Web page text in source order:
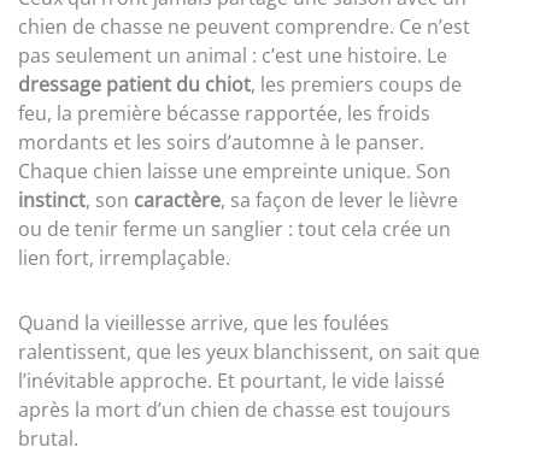
chien de chasse ne peuvent comprendre. Ce n’est
pas seulement un animal : c’est une histoire. Le
dressage patient du chiot, les premiers coups de
feu, la première bécasse rapportée, les froids
mordants et les soirs d’automne à le panser.
Chaque chien laisse une empreinte unique. Son
instinct, son caractère, sa façon de lever le lièvre
ou de tenir ferme un sanglier : tout cela crée un
lien fort, irremplaçable.
Quand la vieillesse arrive, que les foulées
ralentissent, que les yeux blanchissent, on sait que
l’inévitable approche. Et pourtant, le vide laissé
après la mort d’un chien de chasse est toujours
brutal.